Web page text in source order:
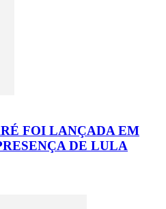
FOI LANÇADA EM
DE LULA